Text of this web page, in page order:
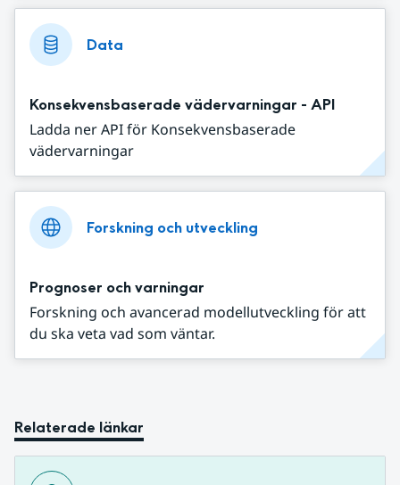
Data
Konsekvensbaserade vädervarningar - API
Ladda ner API för Konsekvensbaserade
vädervarningar
Forskning och utveckling
Prognoser och varningar
Forskning och avancerad modellutveckling för att
du ska veta vad som väntar.
Relaterade länkar